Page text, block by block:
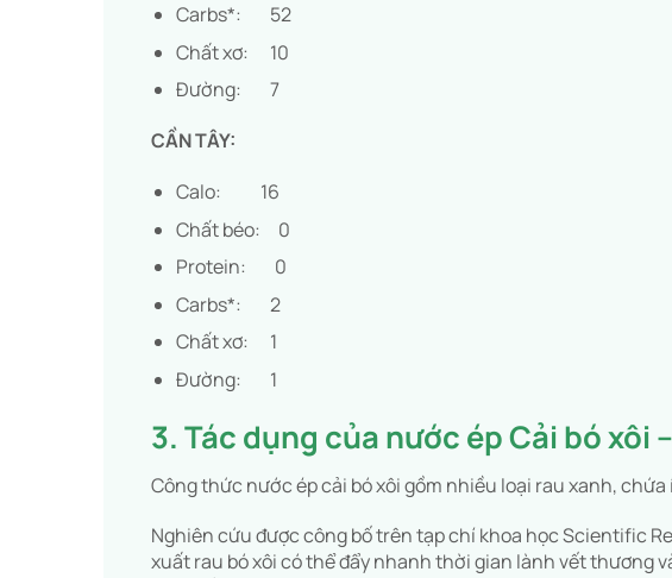
Carbs*: 52
Chất xơ: 10
Đường: 7
CẦN TÂY:
Calo: 16
Chất béo: 0
Protein: 0
Carbs*: 2
Chất xơ: 1
Đường: 1
3. Tác dụng của nước ép Cải bó xôi
Công thức nước ép cải bó xôi gồm nhiều loại rau xanh,
Nghiên cứu được công bố trên tạp chí khoa học Scientific
xuất rau bó xôi có thể đẩy nhanh thời gian lành vết thương